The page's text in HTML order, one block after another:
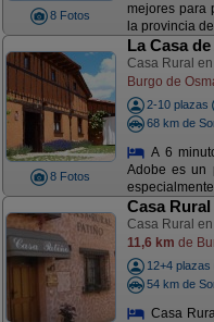
8 Fotos
mejores para
la provincia
8 Fotos
La Casa
Casa Rural en
Burgo de
2-10 plazas
68 km de
A 6
Adobe es un
Casa
Casa Rural en
11,6 km de
12+4 plazas
54 km de
Casa